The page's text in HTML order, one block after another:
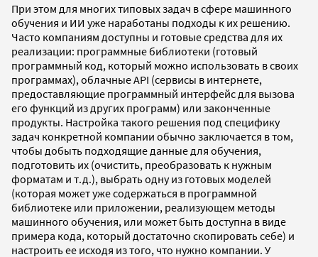
При этом для многих типовых задач в сфере машинного
обучения и ИИ уже наработаны подходы к их решению.
Часто компаниям доступны и готовые средства для их
реализации: программные библиотеки (готовый
программный код, который можно использовать в своих
программах), облачные API (сервисы в интернете,
предоставляющие программный интерфейс для вызова
его функций из других программ) или законченные
продукты. Настройка такого решения под специфику
задач конкретной компании обычно заключается в том,
чтобы добыть подходящие данные для обучения,
подготовить их (очистить, преобразовать к нужным
форматам и т.д.), выбрать одну из готовых моделей
(которая может уже содержаться в программной
библиотеке или приложении, реализующем методы
машинного обучения, или может быть доступна в виде
примера кода, который достаточно скопировать себе) и
настроить ее исходя из того, что нужно компании. У